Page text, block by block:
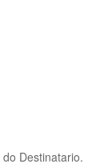
Destinatario.